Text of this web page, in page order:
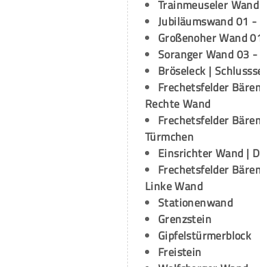
Trainmeuseler Wand
Jubiläumswand 01
Großenoher Wand
Soranger Wand 03
Bröseleck |
Frechetsfelder
Rechte Wand
Frechetsfelder
Türmchen
Einsrichter Wand |
Frechetsfelder
Linke Wand
Stationenwand
Grenzstein
Gipfelstürmerblock
Freistein